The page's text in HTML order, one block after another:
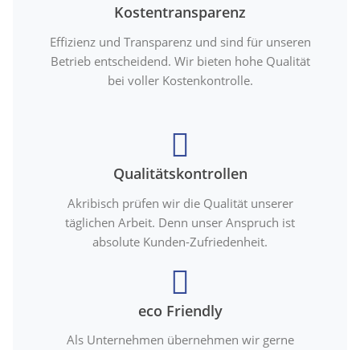
Kostentransparenz
Effizienz und Transparenz und sind für unseren
Betrieb entscheidend. Wir bieten hohe Qualität
bei voller Kostenkontrolle.
Qualitätskontrollen
Akribisch prüfen wir die Qualität unserer
täglichen Arbeit. Denn unser Anspruch ist
absolute Kunden-Zufriedenheit.
eco Friendly
Als Unternehmen übernehmen wir gerne